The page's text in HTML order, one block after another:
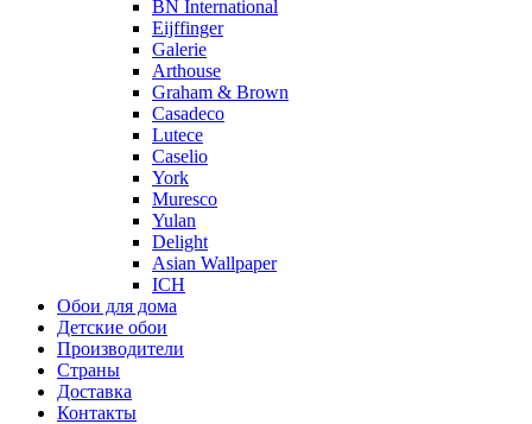
BN International
Eijffinger
Galerie
Arthouse
Graham & Brown
Casadeco
Lutece
Caselio
York
Muresco
Yulan
Delight
Asian Wallpaper
ICH
Обои для дома
Детские обои
Производители
Страны
Доставка
Контакты